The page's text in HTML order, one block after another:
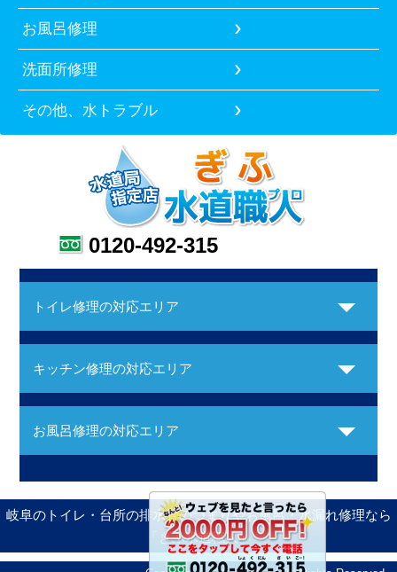
お風呂修理
洗面所修理
その他、水トラブル
0120-492-315
トイレ修理の対応エリア
キッチン修理の対応エリア
お風呂修理の対応エリア
岐阜のトイレ・台所の排水管のつまりやお風呂・水漏れ修理なら
「ぎふ水道職人」